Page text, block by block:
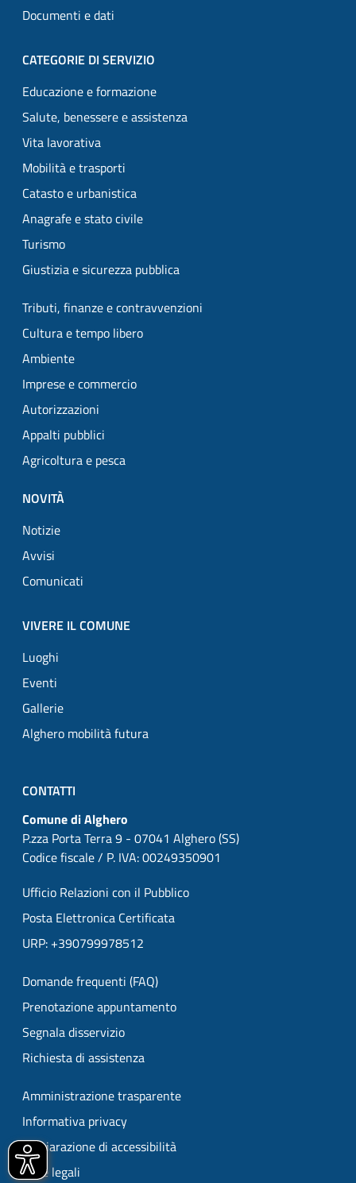
Documenti e dati
CATEGORIE DI SERVIZIO
Educazione e formazione
Salute, benessere e assistenza
Vita lavorativa
Mobilità e trasporti
Catasto e urbanistica
Anagrafe e stato civile
Turismo
Giustizia e sicurezza pubblica
Tributi, finanze e contravvenzioni
Cultura e tempo libero
Ambiente
Imprese e commercio
Autorizzazioni
Appalti pubblici
Agricoltura e pesca
NOVITÀ
Notizie
Avvisi
Comunicati
VIVERE IL COMUNE
Luoghi
Eventi
Gallerie
Alghero mobilità futura
CONTATTI
Comune di Alghero
P.zza Porta Terra 9 - 07041 Alghero (SS)
Codice fiscale / P. IVA: 00249350901
Ufficio Relazioni con il Pubblico
Posta Elettronica Certificata
URP: +390799978512
Domande frequenti (FAQ)
Prenotazione appuntamento
Segnala disservizio
Richiesta di assistenza
Amministrazione trasparente
Informativa privacy
Dichiarazione di accessibilità
Note legali